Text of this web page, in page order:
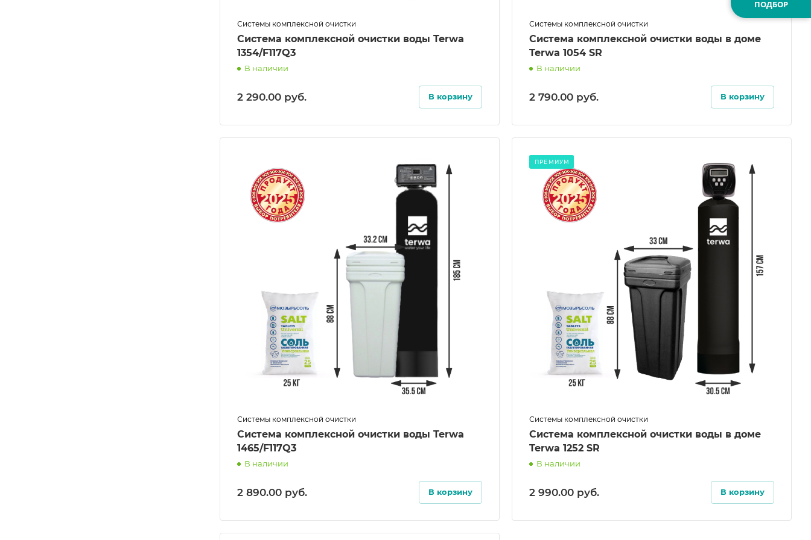
Системы комплексной очистки
Система комплексной очистки воды Terwa
1354/F117Q3
В наличии
2 290.00 руб. В корзину
Системы комплексной очистки
Система комплексной очистки воды в доме
Terwa 1054 SR
В наличии
2 790.00 руб. В корзину
Системы комплексной очистки
Система комплексной очистки воды Terwa
1465/F117Q3
В наличии
2 890.00 руб. В корзину
ПРЕМИУМ
Системы комплексной очистки
Система комплексной очистки воды в доме
Terwa 1252 SR
В наличии
2 990.00 руб. В корзину
ПОДБОР